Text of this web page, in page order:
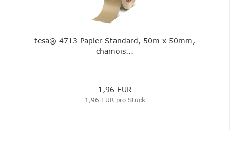
tesa® 4713 Papier Standard, 50m x 50mm,
chamois...
1,96 EUR
1,96 EUR pro Stück